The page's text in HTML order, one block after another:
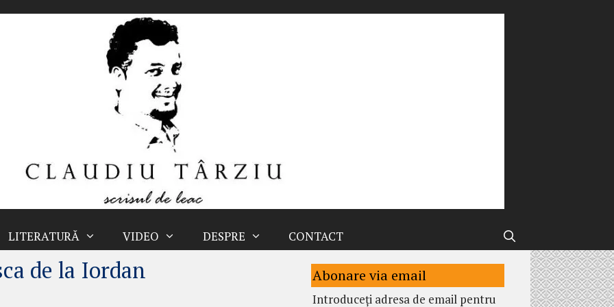
LITERATURĂ VIDEO DESPRE CONTACT
de la Iordan Abonare via email
Introduceți adresa de email pentru